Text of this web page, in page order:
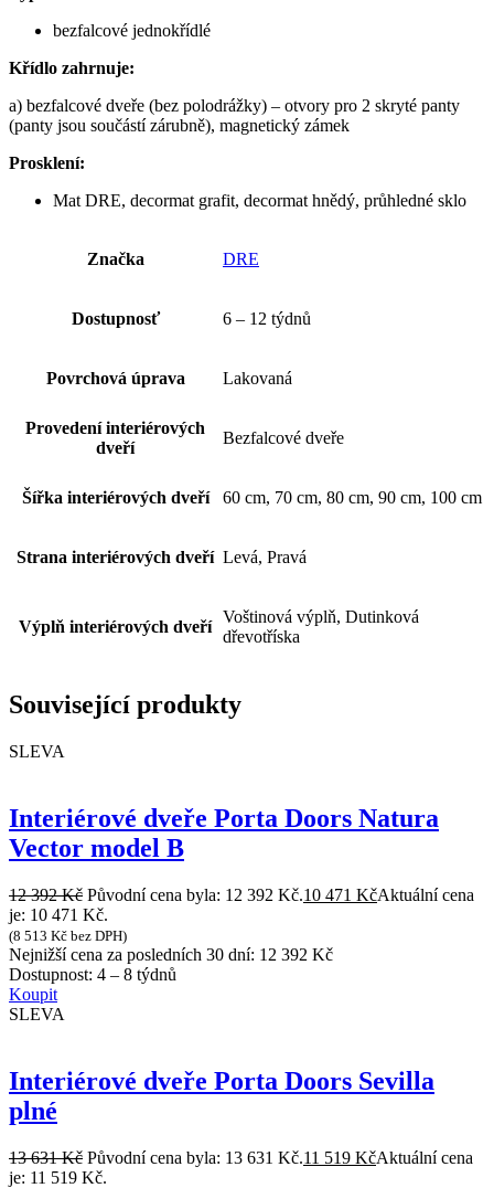
bezfalcové jednokřídlé
Křídlo zahrnuje:
a) bezfalcové dveře (bez polodrážky) – otvory pro 2 skryté panty
(panty jsou součástí zárubně), magnetický zámek
Prosklení:
Mat DRE, decormat grafit, decormat hnědý, průhledné sklo
Značka DRE
Dostupnosť 6 – 12 týdnů
Povrchová úprava Lakovaná
Provedení interiérových
dveří
Bezfalcové dveře
Šířka interiérových dveří 60 cm, 70 cm, 80 cm, 90 cm, 100 cm
Strana interiérových dveří Levá, Pravá
Výplň interiérových dveří
Voštinová výplň, Dutinková
dřevotříska
Související produkty
SLEVA
Interiérové dveře Porta Doors Natura
Vector model B
12 392Kč Původní cena byla: 12 392 Kč.10 471 KčAktuální cena
je: 10 471 Kč.
(8 513 Kč bez DPH)
Nejnižší cena za posledních 30 dní: 12 392 Kč
Dostupnost: 4 – 8 týdnů
Koupit
SLEVA
Interiérové dveře Porta Doors Sevilla
plné
13 631Kč Původní cena byla: 13 631 Kč.11 519 KčAktuální cena
je: 11 519 Kč.